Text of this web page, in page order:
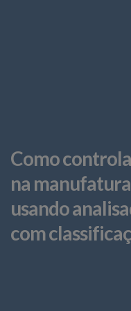
Como
na
usando
com